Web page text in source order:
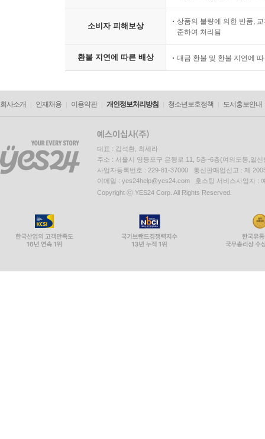
소비자 피해보상
상품의 불량에 의한 반품,
준하여 처리됨
환불 지연에 따른 배상 대금 환불 및 환불 지연에
회사소개 인재채용 이용약관 개인정보처리방침 청소년보호정책 도서홍보안내
대표 : 김석환, 최세라
주소 : 서울시 영등포구 은행로 11, 5층~6층(여의도동,일신
사업자등록번호 : 229-81-37000 통신판매업신고 : 제
이메일 : yes24help@yes24.com 호스팅 서비스사업자 :
Copyright ⓒ YES24 Corp. All Rights Reserved.